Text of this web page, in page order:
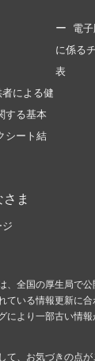
電
に係る
表
者による健
する基本
シート結
ま
ジ
、全国の厚生局で
ている情報更新に
により一部古い情
て、お気づきの点